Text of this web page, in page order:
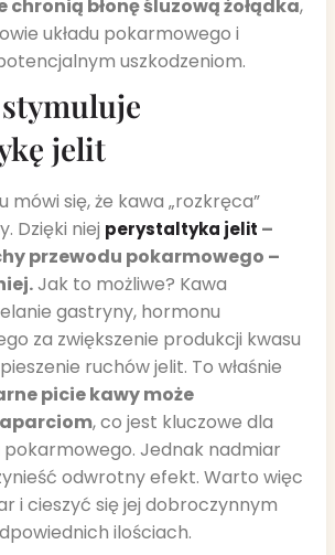
błonę śluzową żołądka,
układu pokarmowego i
uszkodzeniom.
jelit
mówi się, że kawa „rozkręca”
Dzięki niej perystaltyka jelit –
przewodu pokarmowego –
Jak to możliwe? Kawa
gastryny, hormonu
za zwiększenie produkcji kwasu
ruchów jelit. To właśnie
picie kawy może
, co jest kluczowe dla
pokarmowego. Jednak nadmiar
odwrotny efekt. Warto więc
i cieszyć się jej dobroczynnym
ilościach.